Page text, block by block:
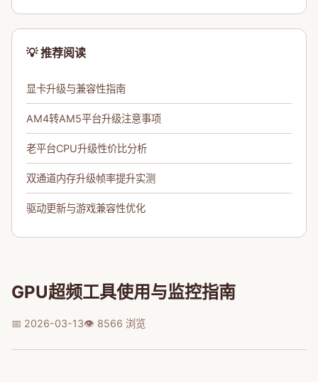
GPU超频工具使用与监控指南
📅 2026-03-13👁️ 8566 浏览
💡 推荐阅读
显卡升级与兼容性指南
AM4转AM5平台升级注意事项
老平台CPU升级性价比分析
双通道内存升级帧率提升实测
驱动更新与游戏兼容性优化